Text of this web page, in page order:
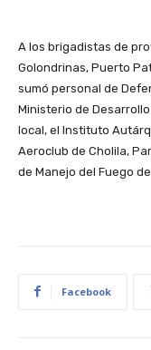
A los brigadistas de
Golondrinas, Puerto
sumó personal de
Ministerio de
local, el Instituto
Aeroclub de Cholila,
de Manejo del Fuego
Facebook